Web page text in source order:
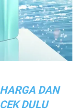
DAN
DULU